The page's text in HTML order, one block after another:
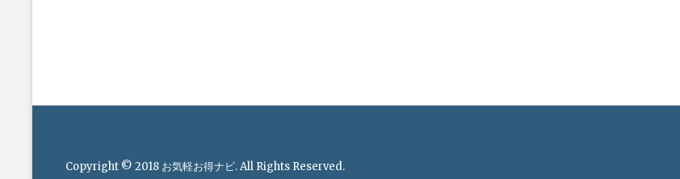
Copyright © 2018 お気軽お得ナビ. All Rights Reserved.